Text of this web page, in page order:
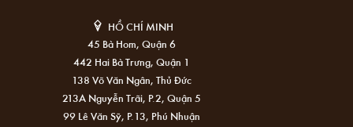
HỒ CHÍ MINH
45 Bà Hom, Quận 6
442 Hai Bà Trưng, Quận 1
138 Võ Văn Ngân, Thủ Đức
213A Nguyễn Trãi, P.2, Quận 5
99 Lê Văn Sỹ, P.13, Phú Nhuận